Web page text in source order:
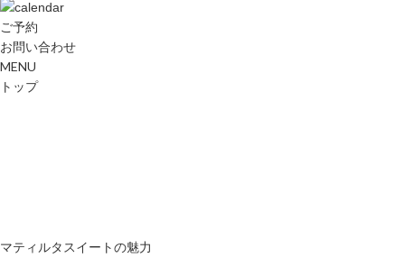
ご予約
お問い合わせ
MENU
トップ
マティルタスイートの魅力